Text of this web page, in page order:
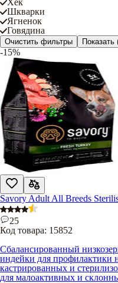
Шкварки
Ягненок
Говядина
Очистить фильтры Показать
-15%
Savory Adult All Breeds
25
Код товара: 15852
Сбалансированный
индейки для профилактики
кастрированных и
для малоактивных и